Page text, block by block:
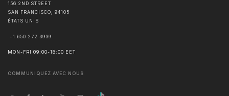
156 2ND STREET
SAN FRANCISCO
94105
ÉTATS UNIS
+1 650 272 3939
MON-FRI 09:00-18:00 EET
COMMUNIQUEZ AVEC NOUS